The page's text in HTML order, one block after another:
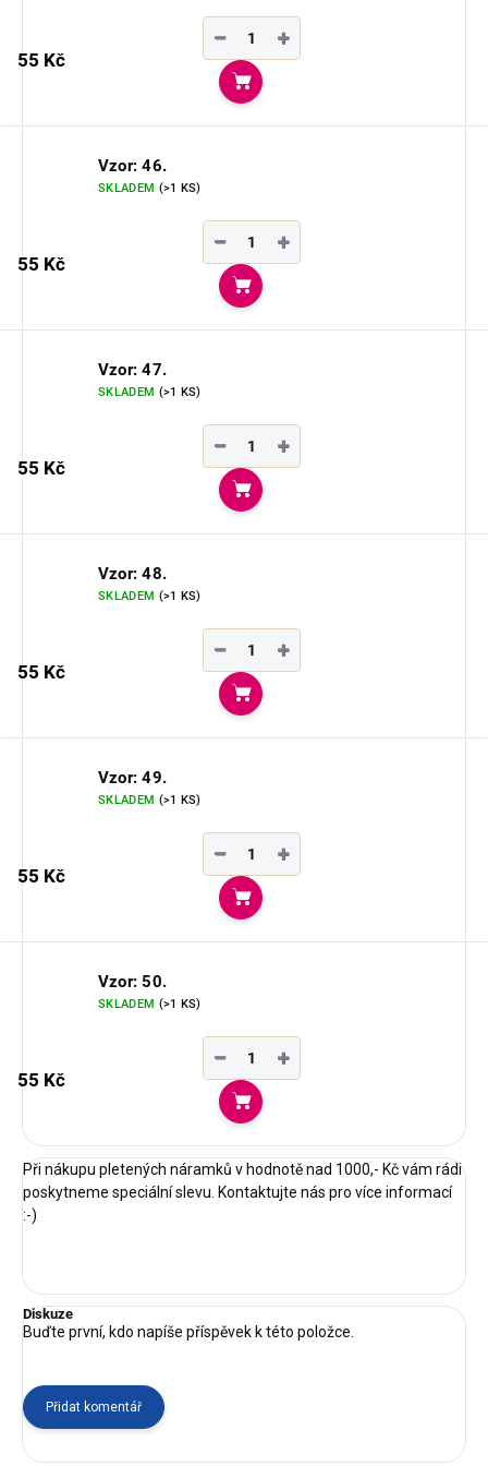
55 Kč
+
−
Do košíku
Vzor: 46.
SKLADEM (>1 KS)
55 Kč
+
−
Do košíku
Vzor: 47.
SKLADEM (>1 KS)
55 Kč
+
−
Do košíku
Vzor: 48.
SKLADEM (>1 KS)
55 Kč
+
−
Do košíku
Vzor: 49.
SKLADEM (>1 KS)
55 Kč
+
−
Do košíku
Vzor: 50.
SKLADEM (>1 KS)
55 Kč
+
−
Do košíku
Při nákupu pletených náramků v hodnotě nad 1000,- Kč vám rádi
poskytneme speciální slevu. Kontaktujte nás pro více informací
:-)
Diskuze
Buďte první, kdo napíše příspěvek k této položce.
Přidat komentář